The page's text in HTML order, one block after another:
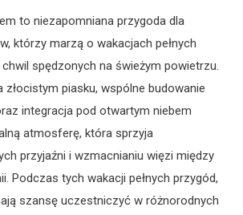
to niezapomniana przygoda dla
którzy marzą o wakacjach pełnych
spędzonych na świeżym powietrzu.
złocistym piasku, wspólne budowanie
integracja pod otwartym niebem
atmosferę, która sprzyja
przyjaźni i wzmacnianiu więzi między
Podczas tych wakacji pełnych przygód,
szansę uczestniczyć w różnorodnych